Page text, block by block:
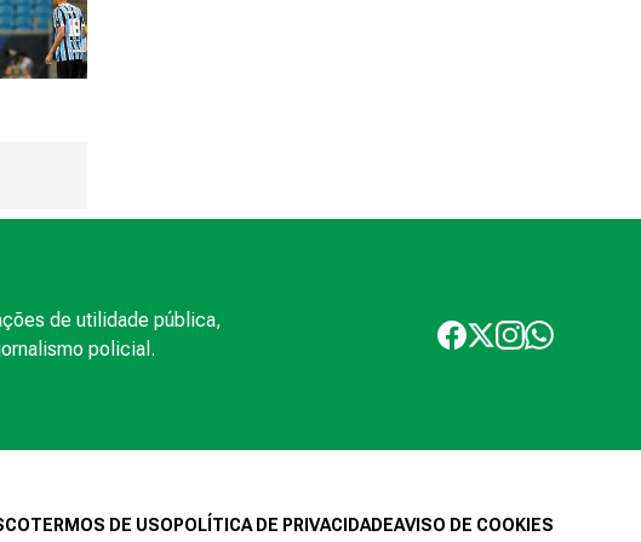
de utilidade pública,
policial.
TERMOS DE USO POLÍTICA DE PRIVACIDADEAVISO DE COOKIES